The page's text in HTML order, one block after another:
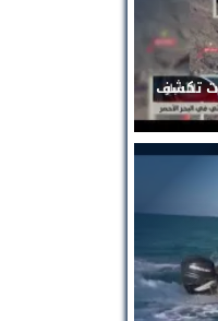
تكشف